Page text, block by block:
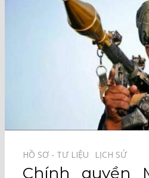
HỒ SƠ - TƯ LIỆU⠀ LỊCH SỬ⠀
Chính quyền